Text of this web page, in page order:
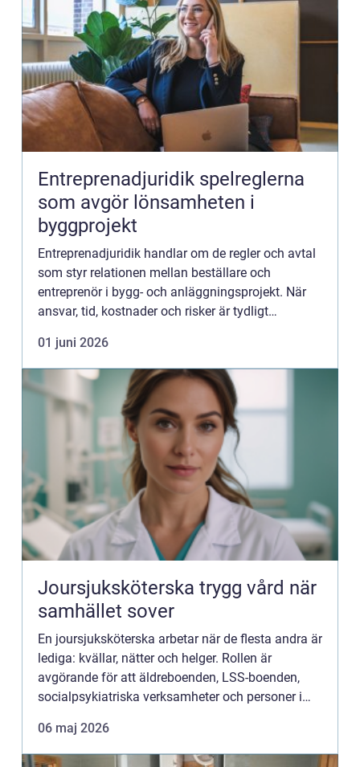
Entreprenadjuridik spelreglerna
som avgör lönsamheten i
byggprojekt
Entreprenadjuridik handlar om de regler och avtal
som styr relationen mellan beställare och
entreprenör i bygg- och anläggningsprojekt. När
ansvar, tid, kostnader och risker är tydligt
avtal leder d...
01 juni 2026
Joursjuksköterska trygg vård när
samhället sover
En joursjuksköterska arbetar när de flesta andra är
lediga: kvällar, nätter och helger. Rollen är
avgörande för att äldreboenden, LSS-boenden,
socialpsykiatriska verksamheter och personer i
vård under jou...
06 maj 2026